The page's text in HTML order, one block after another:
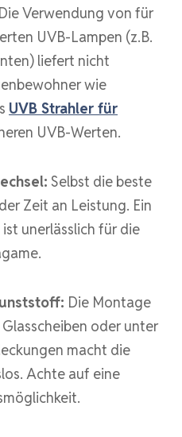
Die Verwendung von für
UVB-Lampen (z.B.
liefert nicht
wie
UVB Strahler für
UVB-Werten.
Selbst die beste
Zeit an Leistung. Ein
unerlässlich für die
Die Montage
oder unter
macht die
Achte auf eine